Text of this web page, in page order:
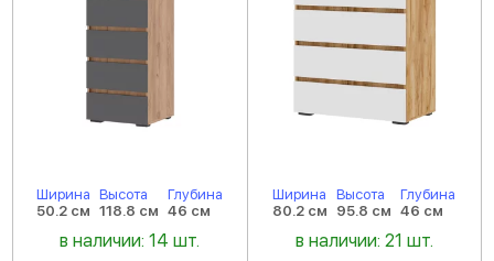
Ширина
50.2 см
Высота
118.8 см
Глубина
46 см
в наличии: 14 шт.
Ширина
80.2 см
Высота
95.8 см
Глубина
46 см
в наличии: 21 шт.